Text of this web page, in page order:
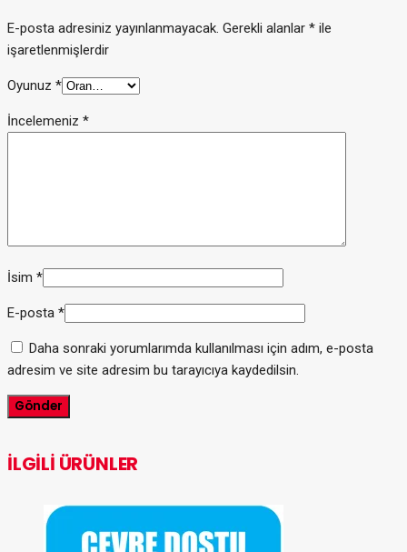
E-posta adresiniz yayınlanmayacak. Gerekli alanlar * ile
işaretlenmişlerdir
Oyunuz *
İncelemeniz *
İsim *
E-posta *
Daha sonraki yorumlarımda kullanılması için adım, e-posta
adresim ve site adresim bu tarayıcıya kaydedilsin.
İLGILI ÜRÜNLER